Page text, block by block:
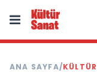
ANA SAYFA/